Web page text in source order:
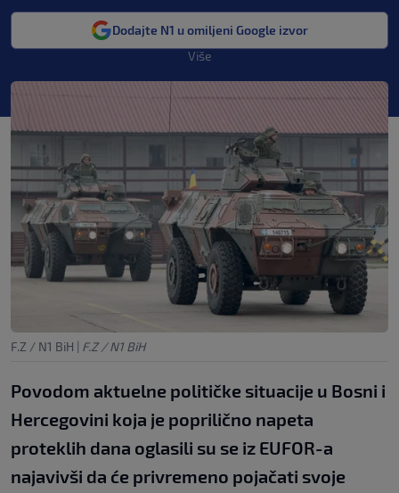
Dodajte N1 u omiljeni Google izvor
Više
F.Z / N1 BiH | F.Z / N1 BiH
Povodom aktuelne političke situacije u Bosni i
Hercegovini koja je poprilično napeta
proteklih dana oglasili su se iz EUFOR-a
najavivši da će privremeno pojačati svoje